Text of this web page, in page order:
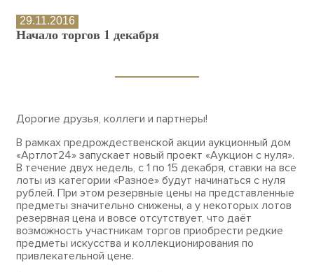
29.11.2016
Начало торгов 1 декабря
Дорогие друзья, коллеги и партнеры!
В рамках предрождественской акции аукционный дом
«Артлот24» запускает новый проект «Аукцион с нуля».
В течение двух недель, с 1 по 15 декабря, ставки на все
лоты из категории «Разное» будут начинаться с нуля
рублей. При этом резервные цены на представленные
предметы значительно снижены, а у некоторых лотов
резервная цена и вовсе отсутствует, что даёт
возможность участникам торгов приобрести редкие
предметы искусства и коллекционирования по
привлекательной цене.